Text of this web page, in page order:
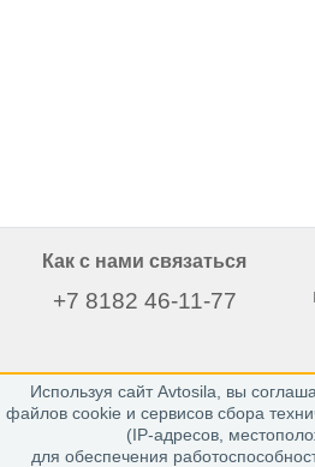
Используя сайт Avtosila, вы
файлов cookie и сервисов сбора
(IP-адресов,
для обеспечения
Как с нами связаться
+7 8182 46-11-77
163020, г. Архангельск,
пр. Никольский 15, офис 212